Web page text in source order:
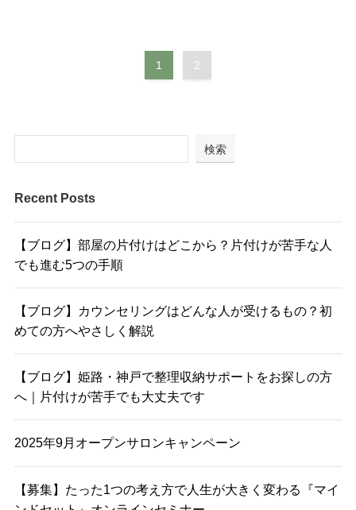
1 2
検索
Recent Posts
【ブログ】部屋の片付けはどこから？片付けが苦手な人
でも進む5つの手順
【ブログ】カウンセリングはどんな人が受けるもの？初
めての方へやさしく解説
【ブログ】姫路・神戸で整理収納サポートをお探しの方
へ｜片付けが苦手でも大丈夫です
2025年9月オープンサロンキャンペーン
【募集】たった1つの考え方で人生が大きく変わる『マイ